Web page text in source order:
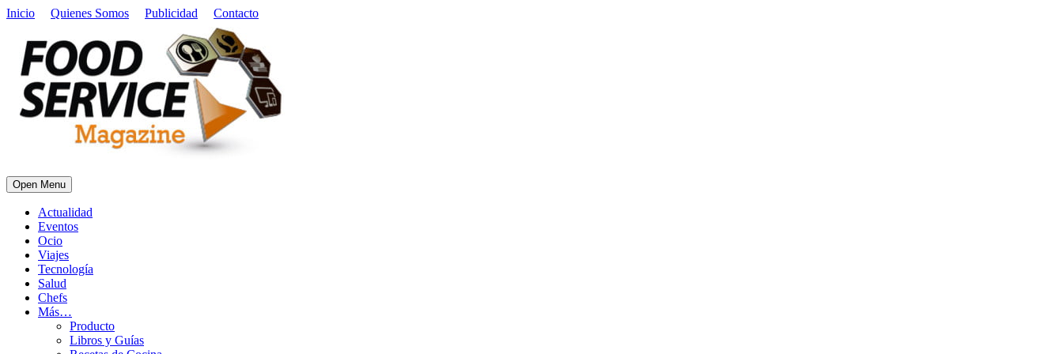
Inicio Quienes Somos Publicidad Contacto
Open Menu
Actualidad
Eventos
Ocio
Viajes
Tecnología
Salud
Chefs
Más…
Producto
Libros y Guías